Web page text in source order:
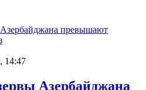
14:47
Азербайджана